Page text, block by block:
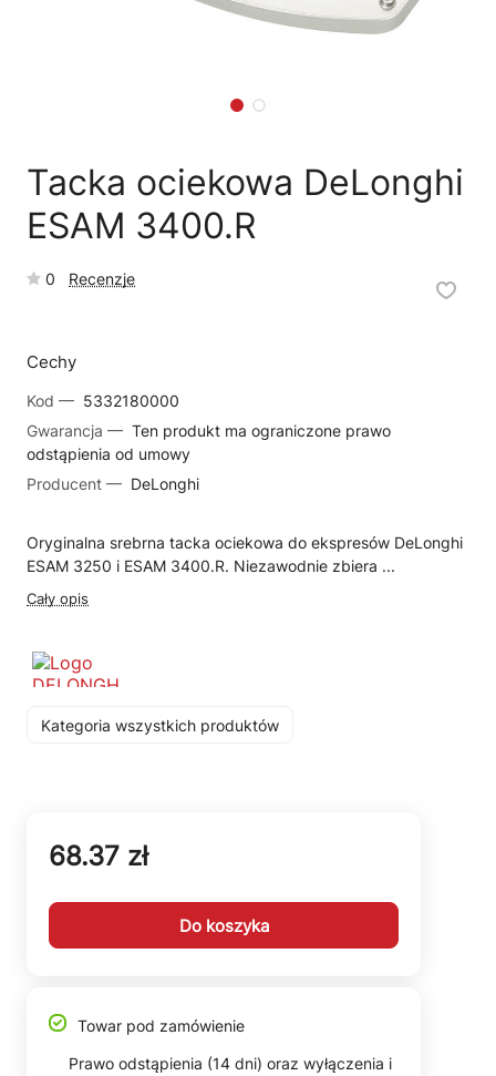
Tacka ociekowa DeLonghi
ESAM 3400.R
0 Recenzje
Cechy
Kod — 5332180000
Gwarancja — Ten produkt ma ograniczone prawo
odstąpienia od umowy
Producent — DeLonghi
Oryginalna srebrna tacka ociekowa do ekspresów DeLonghi
ESAM 3250 i ESAM 3400.R. Niezawodnie zbiera ...
Cały opis
Kategoria wszystkich produktów
68.37 zł
Do koszyka
Towar pod zamówienie
Prawo odstąpienia (14 dni) oraz wyłączenia i
📦Reklamacja towaru